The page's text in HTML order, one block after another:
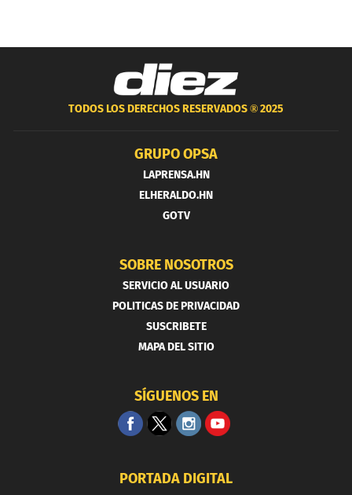
TODOS LOS DERECHOS RESERVADOS ®2025
GRUPO OPSA
LAPRENSA.HN
ELHERALDO.HN
GOTV
SOBRE NOSOTROS
SERVICIO AL USUARIO
POLITICAS DE PRIVACIDAD
SUSCRIBETE
MAPA DEL SITIO
SÍGUENOS EN
PORTADA DIGITAL